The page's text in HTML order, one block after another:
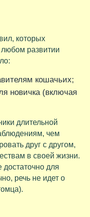
которых
развитии
кошачьих;
новичка (включая
длительной
чем
друг с другом,
в своей жизни.
для
речь не идет о